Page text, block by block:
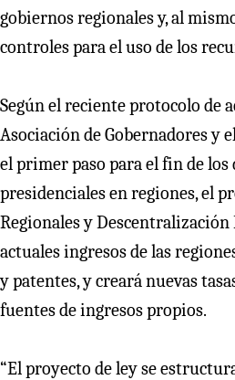
gobiernos regionales y, al
controles para el uso de los
Según el reciente protocolo de
Asociación de Gobernadores y
el primer paso para el fin de los
presidenciales en regiones, el
Regionales y
actuales ingresos de las
y patentes, y creará nuevas
fuentes de ingresos propios.
“El proyecto de ley se